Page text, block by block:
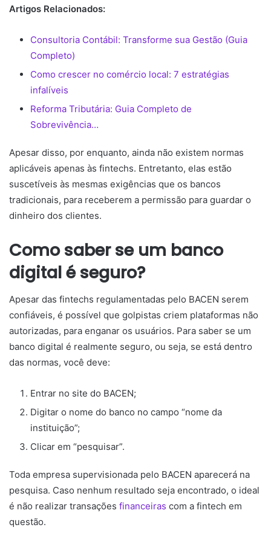
Artigos Relacionados:
Consultoria Contábil: Transforme sua Gestão (Guia
Completo)
Como crescer no comércio local: 7 estratégias
infalíveis
Reforma Tributária: Guia Completo de
Sobrevivência…
Apesar disso, por enquanto, ainda não existem normas
aplicáveis apenas às fintechs. Entretanto, elas estão
suscetíveis às mesmas exigências que os bancos
tradicionais, para receberem a permissão para guardar o
dinheiro dos clientes.
Como saber se um banco
digital é seguro?
Apesar das fintechs regulamentadas pelo BACEN serem
confiáveis, é possível que golpistas criem plataformas não
autorizadas, para enganar os usuários. Para saber se um
banco digital é realmente seguro, ou seja, se está dentro
das normas, você deve:
Entrar no site do BACEN;
Digitar o nome do banco no campo “nome da
instituição”;
Clicar em “pesquisar”.
Toda empresa supervisionada pelo BACEN aparecerá na
pesquisa. Caso nenhum resultado seja encontrado, o ideal
é não realizar transações financeiras com a fintech em
questão.